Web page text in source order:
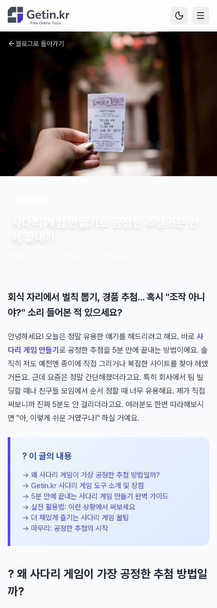
블로그로 돌아가기
사다리 게임 만들기로 공정한 추첨 5분 만
에 끝내기
회식 자리에서 벌칙 뽑기, 경품 추첨... 혹시 "조작 아니
야?" 소리 들어본 적 있으세요?
안녕하세요! 오늘은 정말 유용한 얘기를 해드리려고 해요. 바로 사
다리 게임 만들기 로 공정한 추첨을 5분 만에 끝내는 방법이에요. 솔
직히 저도 예전엔 종이에 직접 그리거나 복잡한 사이트를 찾아 헤맸
거든요. 근데 요즘은 정말 간단해졌더라고요. 특히 회사에서 팀 빌
딩할 때나 친구들 모임에서 순서 정할 때 너무 유용해요. 제가 직접
써보니까 진짜 5분도 안 걸리더라고요. 여러분도 한번 따라해보시
면 "아, 이렇게 쉬운 거였구나!" 하실 거예요.
? 이 글의 내용
→ 왜 사다리 게임이 가장 공정한 추첨 방법일까?
→ Getin.kr 사다리 게임 도구 소개 및 장점
→ 5분 만에 끝내는 사다리 게임 만들기 완벽 가이드
→ 실전 활용법: 이런 상황에서 써보세요
→ 더 재밌게 즐기는 사다리 게임 꿀팁
→ 마무리: 공정한 추첨의 시작
? 왜 사다리 게임이 가장 공정한 추첨 방법일
까?